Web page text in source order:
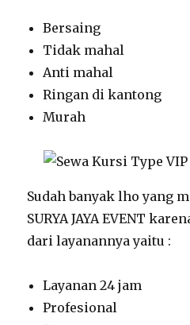
Bersaing
Tidak mahal
Anti mahal
Ringan di kantong
Murah
Sudah banyak lho yang
SURYA JAYA EVENT
dari layanannya yaitu :
Layanan 24 jam
Profesional